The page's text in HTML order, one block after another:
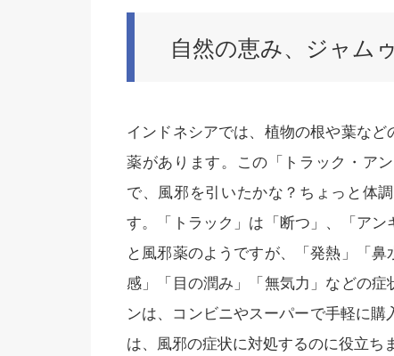
自然の恵み、ジャムゥ
インドネシアでは、植物の根や葉な
薬があります。この「トラック・ア
で、風邪を引いたかな？ちょっと体
す。「トラック」は「断つ」、「ア
と風邪薬のようですが、「発熱」「
感」「目の潤み」「無気力」などの
ンは、コンビニやスーパーで手軽に
は、風邪の症状に対処するのに役立ち